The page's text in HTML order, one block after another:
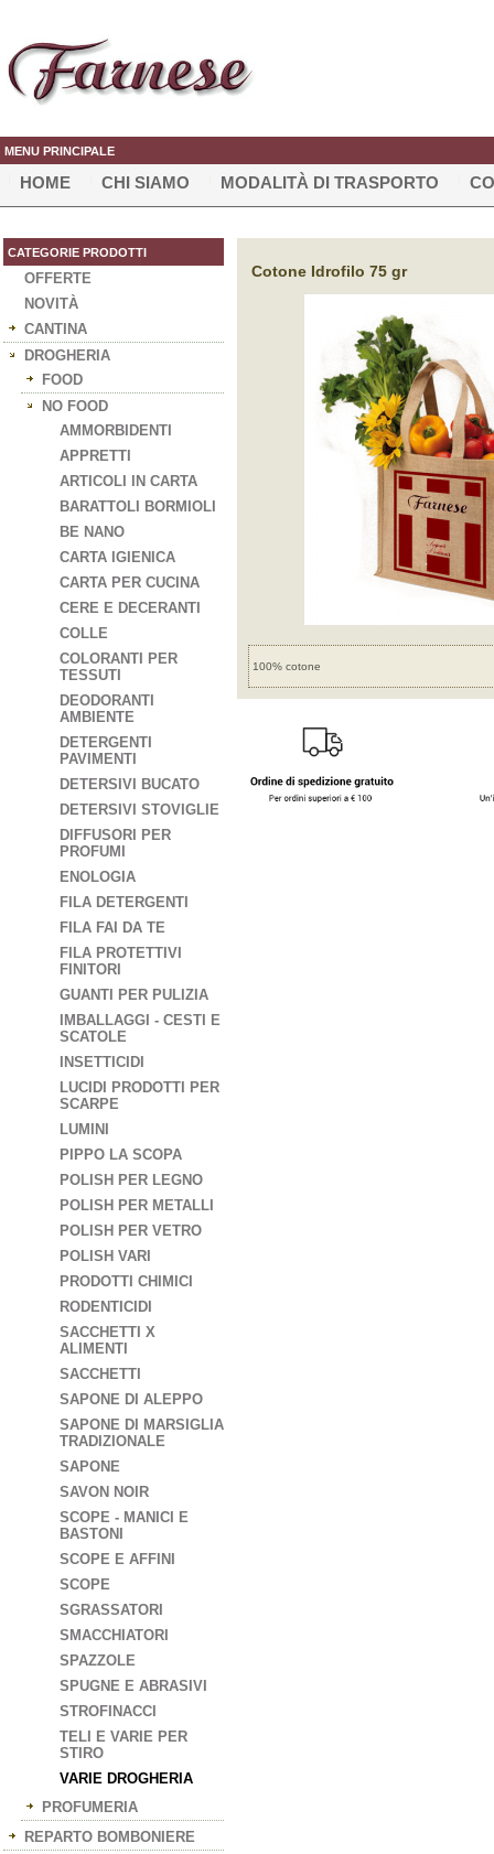
MENU PRINCIPALE
HOME CHI SIAMO MODALITÀ DI TRASPORTO
CATEGORIE PRODOTTI
OFFERTE
NOVITÀ
CANTINA
DROGHERIA
FOOD
NO FOOD
AMMORBIDENTI
APPRETTI
ARTICOLI IN CARTA
BARATTOLI BORMIOLI
BE NANO
CARTA IGIENICA
CARTA PER CUCINA
CERE E DECERANTI
COLLE
COLORANTI PER
TESSUTI
DEODORANTI
AMBIENTE
DETERGENTI
PAVIMENTI
DETERSIVI BUCATO
DETERSIVI STOVIGLIE
DIFFUSORI PER
PROFUMI
ENOLOGIA
FILA DETERGENTI
FILA FAI DA TE
FILA PROTETTIVI
FINITORI
GUANTI PER PULIZIA
IMBALLAGGI - CESTI E
SCATOLE
INSETTICIDI
LUCIDI PRODOTTI PER
SCARPE
LUMINI
PIPPO LA SCOPA
POLISH PER LEGNO
POLISH PER METALLI
POLISH PER VETRO
POLISH VARI
PRODOTTI CHIMICI
RODENTICIDI
SACCHETTI X
ALIMENTI
SACCHETTI
SAPONE DI ALEPPO
SAPONE DI MARSIGLIA
TRADIZIONALE
SAPONE
SAVON NOIR
SCOPE - MANICI E
BASTONI
SCOPE E AFFINI
SCOPE
SGRASSATORI
SMACCHIATORI
SPAZZOLE
SPUGNE E ABRASIVI
STROFINACCI
TELI E VARIE PER
STIRO
VARIE DROGHERIA
PROFUMERIA
REPARTO BOMBONIERE
Cotone Idrofilo 75 gr
100% cotone